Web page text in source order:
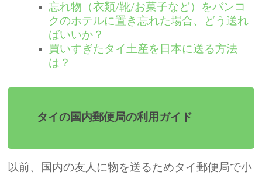
忘れ物（衣類/靴/お菓子など）をバンコ
クのホテルに置き忘れた場合、どう送れ
ばいいか？
買いすぎたタイ土産を日本に送る方法
は？
タイの国内郵便局の利用ガイド
以前、国内の友人に物を送るためタイ郵便局で小